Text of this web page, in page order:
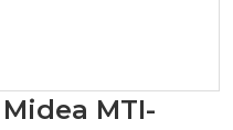
MTI-